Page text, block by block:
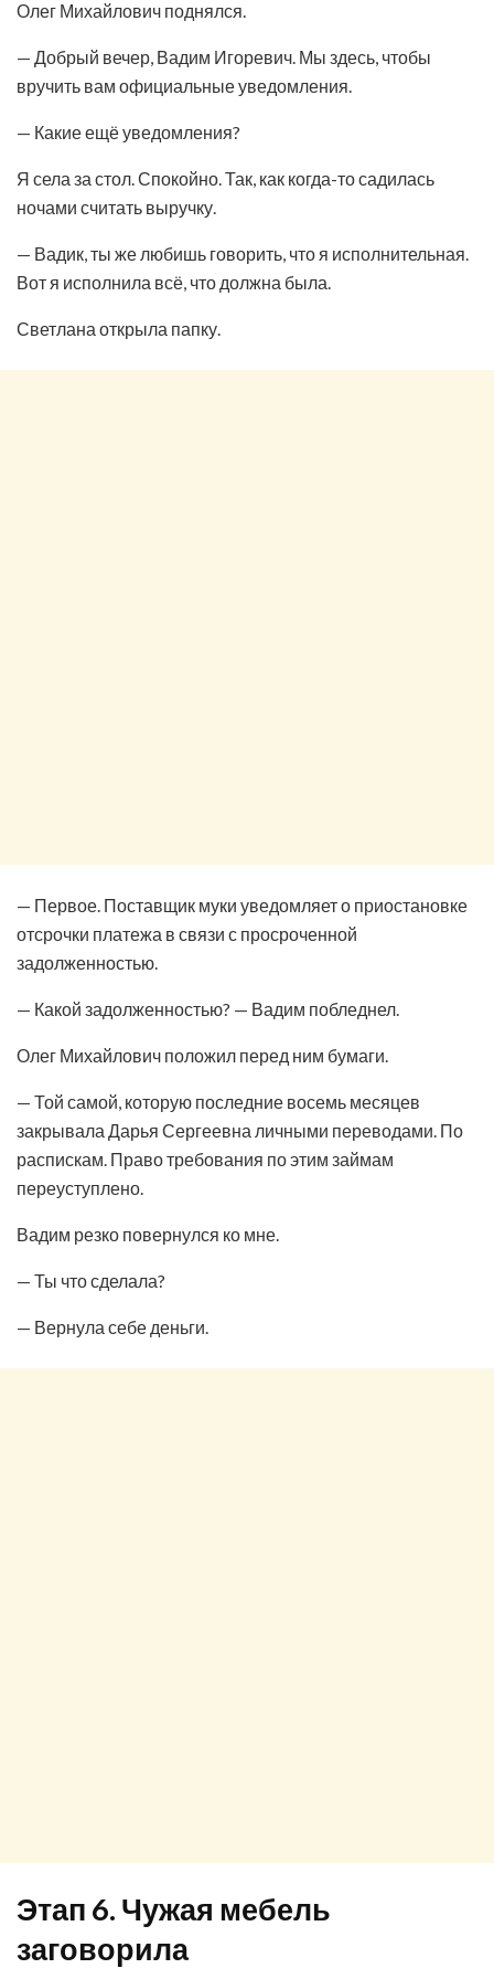
Олег Михайлович поднялся.
— Добрый вечер, Вадим Игоревич. Мы здесь, чтобы
вручить вам официальные уведомления.
— Какие ещё уведомления?
Я села за стол. Спокойно. Так, как когда-то садилась
ночами считать выручку.
— Вадик, ты же любишь говорить, что я исполнительная.
Вот я исполнила всё, что должна была.
Светлана открыла папку.
— Первое. Поставщик муки уведомляет о приостановке
отсрочки платежа в связи с просроченной
задолженностью.
— Какой задолженностью? — Вадим побледнел.
Олег Михайлович положил перед ним бумаги.
— Той самой, которую последние восемь месяцев
закрывала Дарья Сергеевна личными переводами. По
распискам. Право требования по этим займам
переуступлено.
Вадим резко повернулся ко мне.
— Ты что сделала?
— Вернула себе деньги.
Этап 6. Чужая мебель
заговорила